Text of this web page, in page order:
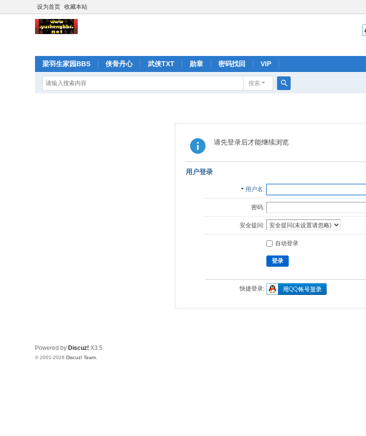
设为首页 收藏本站
梁羽生家园BBS 侠骨丹心 武侠TXT 勋章 密码找回 VIP
搜索
请先登录后才能继续浏览
用户登录
用户名
密码:
安全提问:
自动登录
登录
快捷登录:
Powered by Discuz! X3.5
© 2001-2026 Discuz! Team